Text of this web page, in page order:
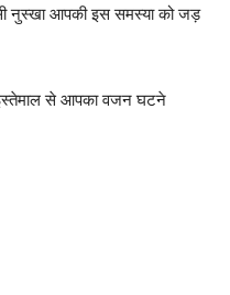
नुस्खा आपकी इस समस्या को जड़
से आपका वजन घटने